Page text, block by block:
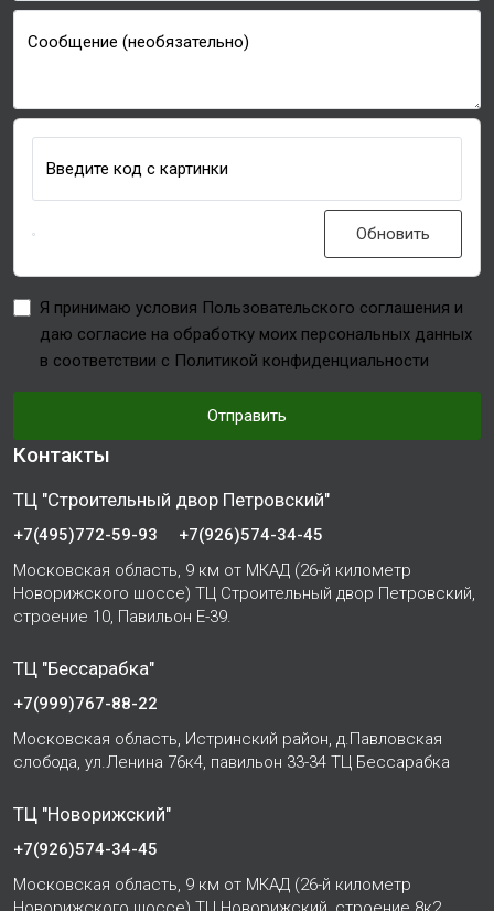
Сообщение (необязательно)
Введите код с картинки
Обновить
Я принимаю условия Пользовательского соглашения и
даю согласие на обработку моих персональных данных
в соответствии с Политикой конфиденциальности
Отправить
Контакты
ТЦ "Строительный двор Петровский"
+7(495)772-59-93
+7(926)574-34-45
Московская область, 9 км от МКАД (26-й километр
Новорижского шоссе) ТЦ Строительный двор Петровский,
строение 10, Павильон Е-39.
ТЦ "Бессарабка"
+7(999)767-88-22
Московская область, Истринский район, д.Павловская
слобода, ул.Ленина 76к4, павильон 33-34 ТЦ Бессарабка
ТЦ "Новорижский"
+7(926)574-34-45
Московская область, 9 км от МКАД (26-й километр